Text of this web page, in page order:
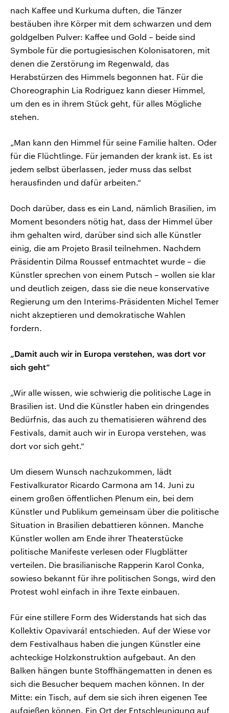
nach Kaffee und Kurkuma duften, die Tänzer
bestäuben ihre Körper mit dem schwarzen und dem
goldgelben Pulver: Kaffee und Gold – beide sind
Symbole für die portugiesischen Kolonisatoren, mit
denen die Zerstörung im Regenwald, das
Herabstürzen des Himmels begonnen hat. Für die
Choreographin Lia Rodriguez kann dieser Himmel,
um den es in ihrem Stück geht, für alles Mögliche
stehen.
„Man kann den Himmel für seine Familie halten. Oder
für die Flüchtlinge. Für jemanden der krank ist. Es ist
jedem selbst überlassen, jeder muss das selbst
herausfinden und dafür arbeiten.“
Doch darüber, dass es ein Land, nämlich Brasilien, im
Moment besonders nötig hat, dass der Himmel über
ihm gehalten wird, darüber sind sich alle Künstler
einig, die am Projeto Brasil teilnehmen. Nachdem
Präsidentin Dilma Roussef entmachtet wurde – die
Künstler sprechen von einem Putsch – wollen sie klar
und deutlich zeigen, dass sie die neue konservative
Regierung um den Interims-Präsidenten Michel Temer
nicht akzeptieren und demokratische Wahlen
fordern.
„Damit auch wir in Europa verstehen, was dort vor
sich geht“
„Wir alle wissen, wie schwierig die politische Lage in
Brasilien ist. Und die Künstler haben ein dringendes
Bedürfnis, das auch zu thematisieren während des
Festivals, damit auch wir in Europa verstehen, was
dort vor sich geht.“
Um diesem Wunsch nachzukommen, lädt
Festivalkurator Ricardo Carmona am 14. Juni zu
einem großen öffentlichen Plenum ein, bei dem
Künstler und Publikum gemeinsam über die politische
Situation in Brasilien debattieren können. Manche
Künstler wollen am Ende ihrer Theaterstücke
politische Manifeste verlesen oder Flugblätter
verteilen. Die brasilianische Rapperin Karol Conka,
sowieso bekannt für ihre politischen Songs, wird den
Protest wohl einfach in ihre Texte einbauen.
Für eine stillere Form des Widerstands hat sich das
Kollektiv Opavivará! entschieden. Auf der Wiese vor
dem Festivalhaus haben die jungen Künstler eine
achteckige Holzkonstruktion aufgebaut. An den
Balken hängen bunte Stoffhängematten in denen es
sich die Besucher bequem machen können. In der
Mitte: ein Tisch, auf dem sie sich ihren eigenen Tee
aufgießen können. Ein Ort der Entschleunigung auf